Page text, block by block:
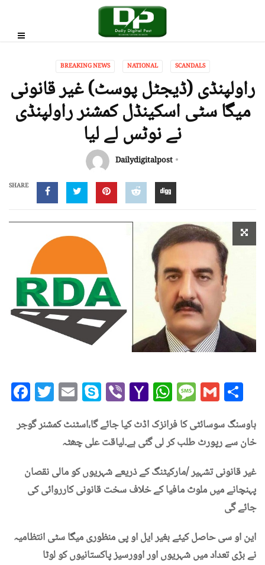
BREAKING NEWS NATIONAL SCANDALS
راولپنڈی (ڈیجٹل پوسٹ) غیر قانونی
میگا سٹی اسکینڈل کمشنر راولپنڈی
نے نوٹس لے لیا
Dailydigitalpost
SHARE
Facebook
Twitter
EmailSkype
ViberYahoo
Mail
ہاوسنگ سوسائٹی کا فرانزک اڈٹ کیا جائے گا،اسٹنٹ کمشنر گوجر
خان سے رپورٹ طلب کر لی گئی ہے۔لیاقت علی چھٹہ
غیر قانونی تشہیر /مارکیٹنگ کے ذریعے شہریوں کو مالی نقصان
پہنچانے میں ملوث مافیا کے خلاف سخت قانونی کارروائی کی
جائے گی
این او سی حاصل کیئے بغیر ایل او پی منظوری میگا سٹی انتظامیہ
نے بڑی تعداد میں شہریوں اور اوورسیز پاکستانیوں کو لوٹا